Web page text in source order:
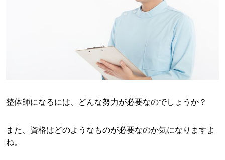
整体師になるには、どんな努力が必要なのでしょうか？
また、資格はどのようなものが必要なのか気になりますよ
ね。